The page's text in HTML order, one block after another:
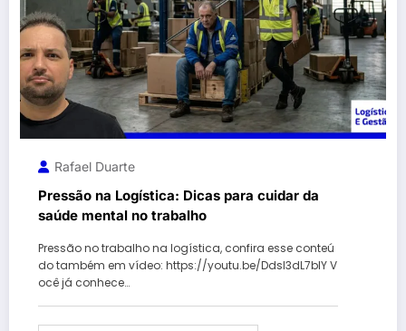
Rafael Duarte
Pressão na Logística: Dicas para cuidar da
saúde mental no trabalho
Pressão no trabalho na logística, confira esse conteú
do também em vídeo: https://youtu.be/DdsI3dL7blY V
ocê já conhece…